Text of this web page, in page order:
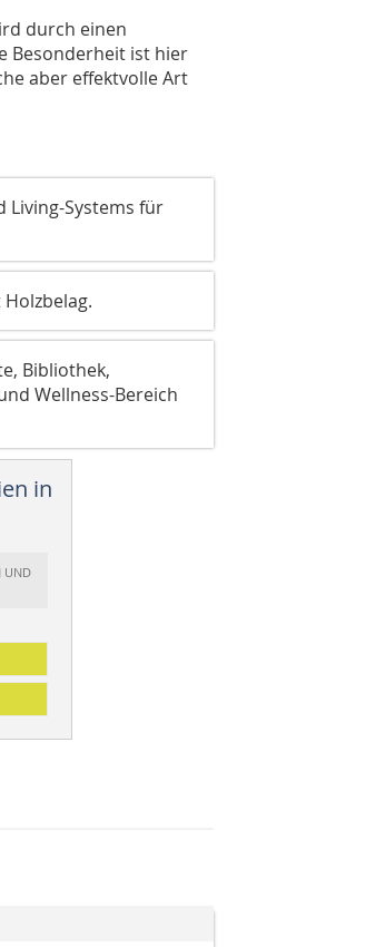
durch einen
Besonderheit ist hier
aber effektvolle Art
Living-Systems für
Bibliothek,
Wellness-Bereich
in
UND